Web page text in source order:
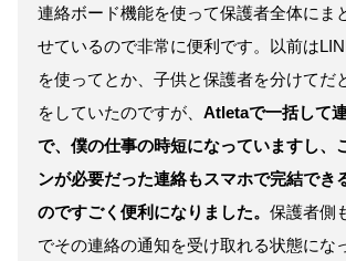
連絡ボード機能を使って保護者全体にま
せているので非常に便利です。以前は
を使ってとか、子供と保護者を分けてだ
をしていたのですが、 Atletaで一括して
で、僕の仕事の時短になっていますし、
ンが必要だった連絡もスマホで完結でき
のですごく便利になりました。 保護者側
でその連絡の通知を受け取れる状態にな